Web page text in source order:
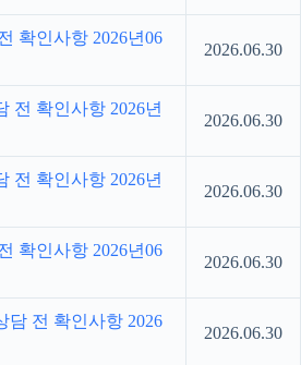
확인사항 2026년06
2026.06.30
전 확인사항 2026년
2026.06.30
전 확인사항 2026년
2026.06.30
확인사항 2026년06
2026.06.30
담 전 확인사항 2026
2026.06.30